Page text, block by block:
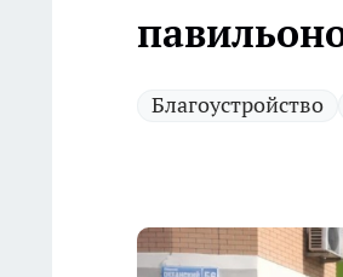
Благоустройство